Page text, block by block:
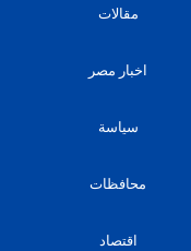
مقالات
اخبار مصر
سياسة
محافظات
اقتصاد